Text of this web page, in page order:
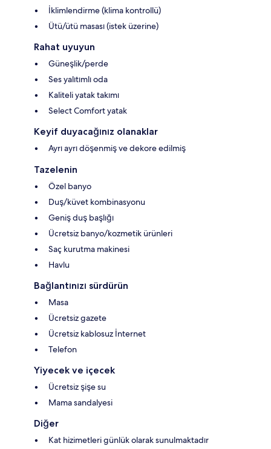
İklimlendirme (klima kontrollü)
Ütü/ütü masası (istek üzerine)
Rahat uyuyun
Güneşlik/perde
Ses yalıtımlı oda
Kaliteli yatak takımı
Select Comfort yatak
Keyif duyacağınız olanaklar
Ayrı ayrı döşenmiş ve dekore edilmiş
Tazelenin
Özel banyo
Duş/küvet kombinasyonu
Geniş duş başlığı
Ücretsiz banyo/kozmetik ürünleri
Saç kurutma makinesi
Havlu
Bağlantınızı sürdürün
Masa
Ücretsiz gazete
Ücretsiz kablosuz İnternet
Telefon
Yiyecek ve içecek
Ücretsiz şişe su
Mama sandalyesi
Diğer
Kat hizimetleri günlük olarak sunulmaktadır